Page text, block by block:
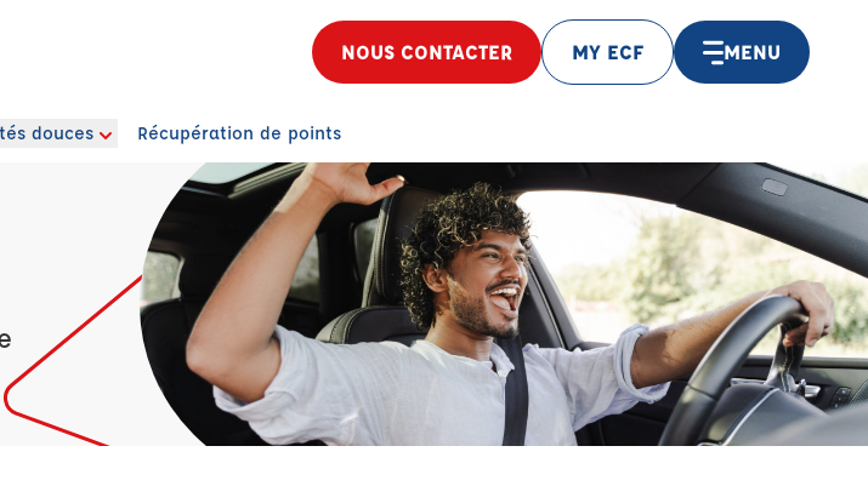
NOUS CONTACTER MY ECF MENU
douces Récupération de points